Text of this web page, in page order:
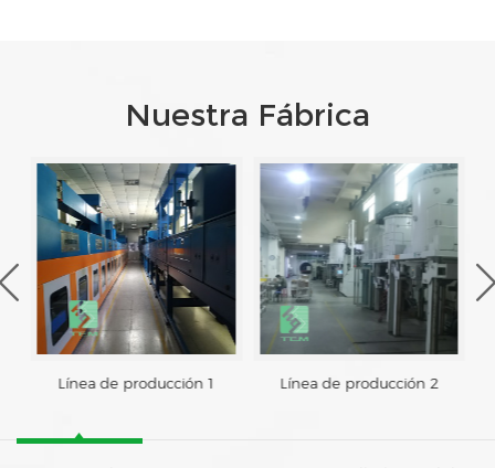
Nuestra Fábrica
Línea de producción 1 Línea de producción 2